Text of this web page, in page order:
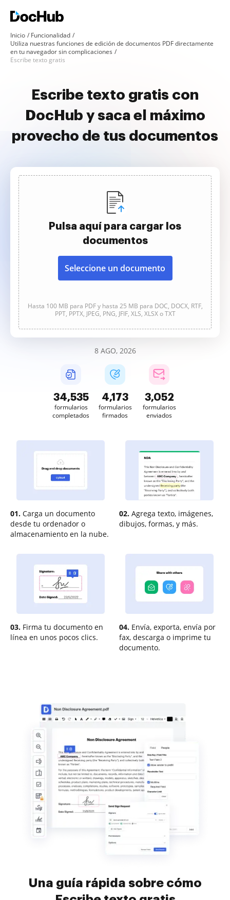
Inicio
Funcionalidad
Utiliza nuestras funciones de edición de documentos PDF directamente
en tu navegador sin complicaciones
Escribe texto gratis
Escribe texto gratis con
DocHub y saca el máximo
provecho de tus documentos
Pulsa aquí para cargar los
documentos
Seleccione un documento
Hasta 100 MB para PDF y hasta 25 MB para DOC, DOCX, RTF,
PPT, PPTX, JPEG, PNG, JFIF, XLS, XLSX o TXT
8 AGO, 2026
34,536
formularios
completados
4,173
formularios
firmados
3,052
formularios
enviados
01. Carga un documento
desde tu ordenador o
almacenamiento en la nube.
02. Agrega texto, imágenes,
dibujos, formas, y más.
03. Firma tu documento en
línea en unos pocos clics.
04. Envía, exporta, envía por
fax, descarga o imprime tu
documento.
Una guía rápida sobre cómo